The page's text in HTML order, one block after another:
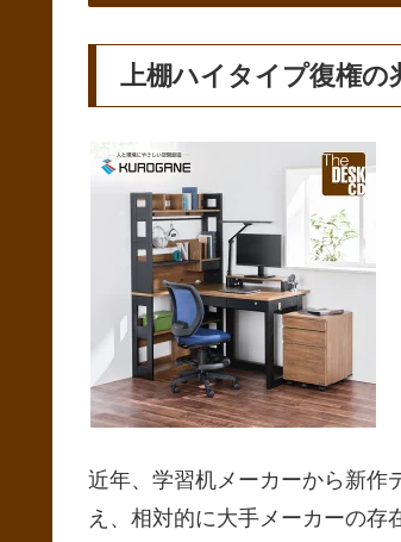
上棚ハイタイプ復権の
近年、学習机メーカーから新作
え、相対的に大手メーカーの存